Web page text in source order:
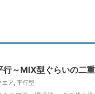
行～MIX型ぐらいの二
エア, 平行型